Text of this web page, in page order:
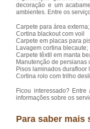
decoração e um
ambientes. Entre os
Carpete para área externa;
Cortina blackout com voil
Carpete em placas para
Lavagem cortina blecaute;
Carpete têxtil em manta
Manutenção de persianas
Pisos laminados durafloor
Cortina rolo com trilho
Ficou interessado?
informações sobre os
Para saber mais